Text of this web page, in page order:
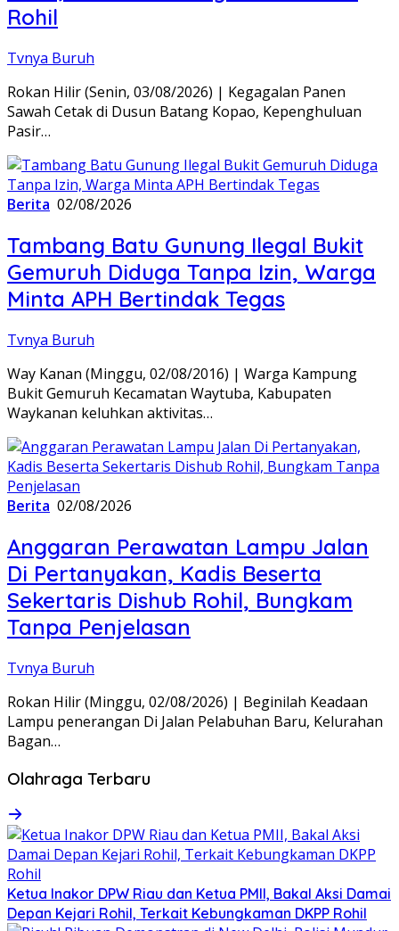
Rohil
Tvnya Buruh
Rokan Hilir (Senin, 03/08/2026) | Kegagalan Panen
Sawah Cetak di Dusun Batang Kopao, Kepenghuluan
Pasir…
Berita 02/08/2026
Tambang Batu Gunung Ilegal Bukit
Gemuruh Diduga Tanpa Izin, Warga
Minta APH Bertindak Tegas
Tvnya Buruh
Way Kanan (Minggu, 02/08/2016) | Warga Kampung
Bukit Gemuruh Kecamatan Waytuba, Kabupaten
Waykanan keluhkan aktivitas…
Berita 02/08/2026
Anggaran Perawatan Lampu Jalan
Di Pertanyakan, Kadis Beserta
Sekertaris Dishub Rohil, Bungkam
Tanpa Penjelasan
Tvnya Buruh
Rokan Hilir (Minggu, 02/08/2026) | Beginilah Keadaan
Lampu penerangan Di Jalan Pelabuhan Baru, Kelurahan
Bagan…
Olahraga Terbaru
Ketua Inakor DPW Riau dan Ketua PMII, Bakal Aksi Damai
Depan Kejari Rohil, Terkait Kebungkaman DKPP Rohil